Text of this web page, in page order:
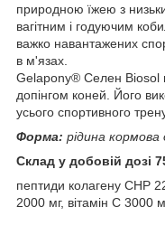
природною їжею з
вагітним і годуючим
важко навантажених
в м'язах.
Gelapony® Селен Biosol
допінгом коней. Його
усього спортивного
Форма: рідина
Склад у добовій дозі
пептиди колагену СНР
2000 мг, вітамін С 3000